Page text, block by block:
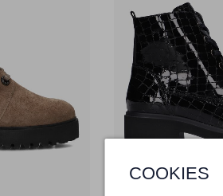
COOKIES
Laatste Items